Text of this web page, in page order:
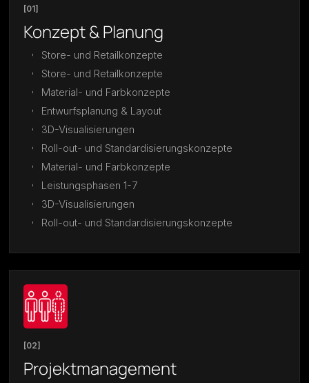
[01]
Konzept & Planung
Store- und Retailkonzepte
Store- und Retailkonzepte
Material- und Farbkonzepte
Entwurfsplanung & Layout
3D-Visualisierungen
Roll-out- und Standardisierungskonzepte
Material- und Farbkonzepte
Leistungsphasen 1-7
3D-Visualisierungen
Roll-out- und Standardisierungskonzepte
[02]
Projektmanagement